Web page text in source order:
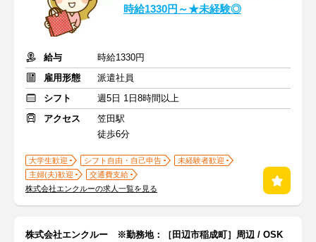
時給1330円～★未経験◎
給与
時給1330円
雇用形態
派遣社員
シフト
週5日 1日8時間以上
アクセス
笠田駅
徒歩6分
大学生歓迎 シフト自由・自己申告
未経験者歓迎
主婦(夫)歓迎
交通費支給
株式会社エンクルーの求人一覧を見る
株式会社エンクルー ※勤務地：［田辺市稲成町］周辺 / OSK